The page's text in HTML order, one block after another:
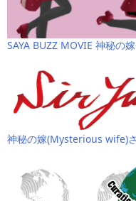
SAYA BUZZ MOVIE 神秘の
神秘の嫁(Mysterious wife)